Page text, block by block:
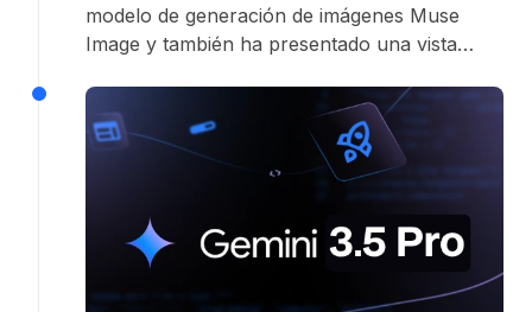
modelo de generación de imágenes Muse
Image y también ha presentado una vista
integrado en las aplicaciones de IA de Meta,
en la web y en varias plataformas sociales
regionales, mientras que Muse Video estará
disponible próximamente para creadores de
contenido.